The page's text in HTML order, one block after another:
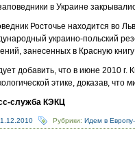
в Украине
Росточье находится во
украино-польский
занесенных в Красную
добавить, что в июне 2010 г.
этике, доказав,
служба КЭКЦ
Рубрики:Идем в